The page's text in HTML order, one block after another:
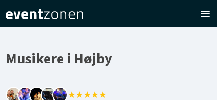
Musikere i Højby
★★★★★